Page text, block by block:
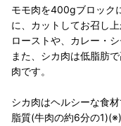
モモ肉を400gブロック
に、カットしてお召し上
ローストや、カレー・
また、シカ肉は低脂肪
肉です。
シカ肉はヘルシーな食
脂質(牛肉の約6分の